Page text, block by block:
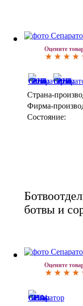
Оцените
Страна-
Фирма-
Состояние:
ботвы и
Оцените